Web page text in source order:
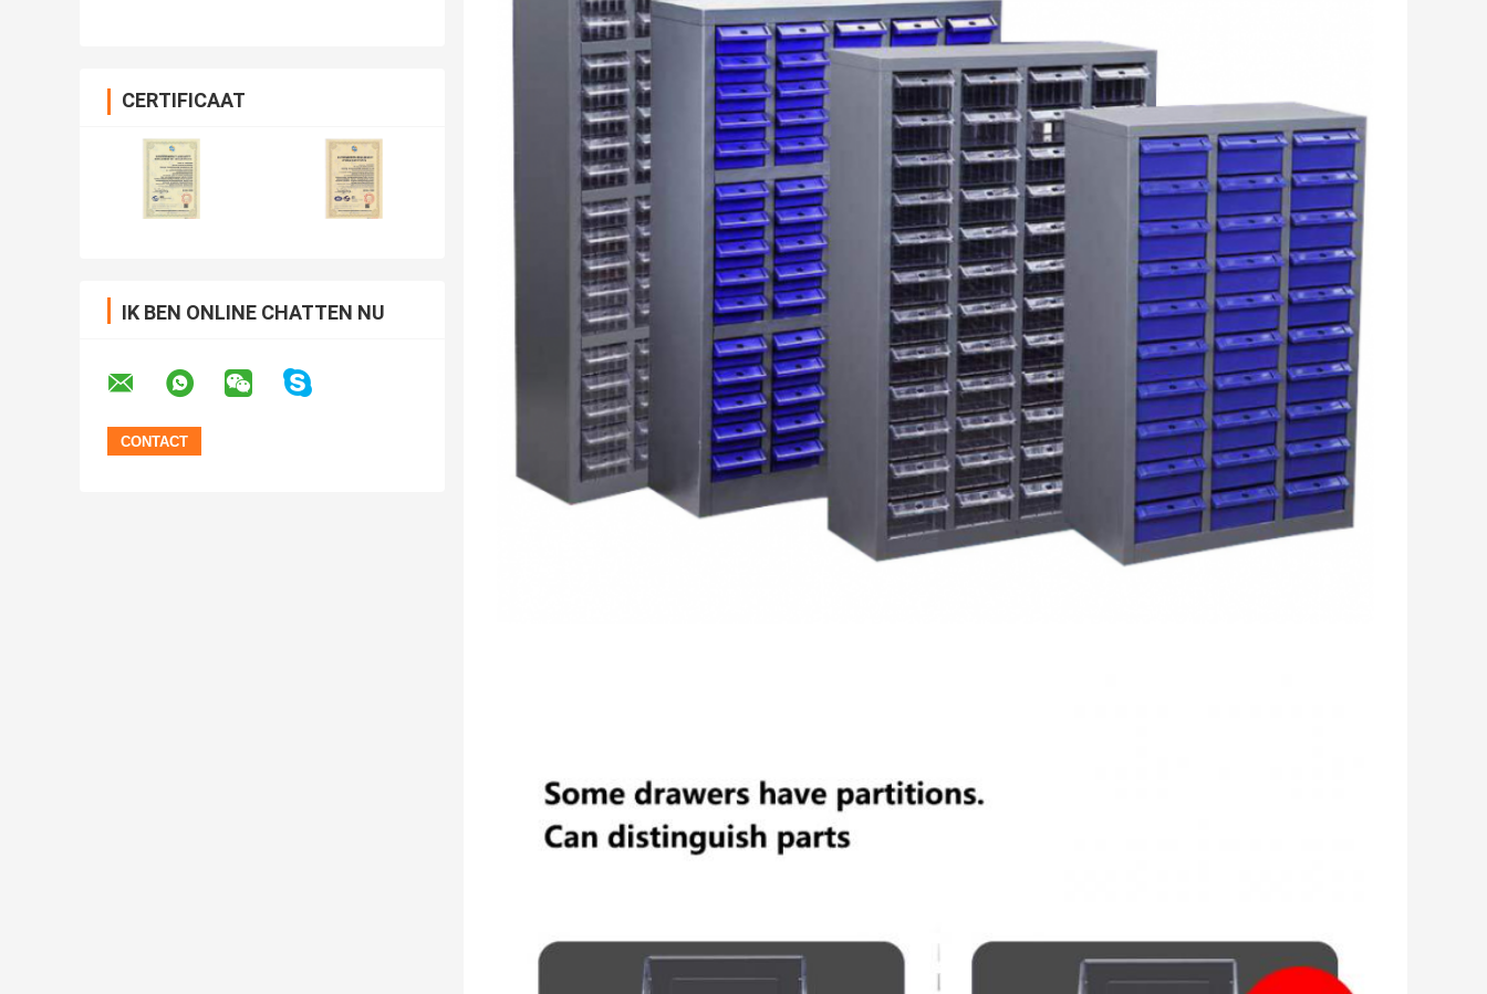
Laat een bericht achter
CERTIFICAAT
IK BEN ONLINE CHATTEN NU